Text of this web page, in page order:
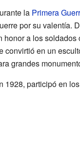
la Primera
por su valentía.
honor a los
convirtió en un
grandes
1928, participó en